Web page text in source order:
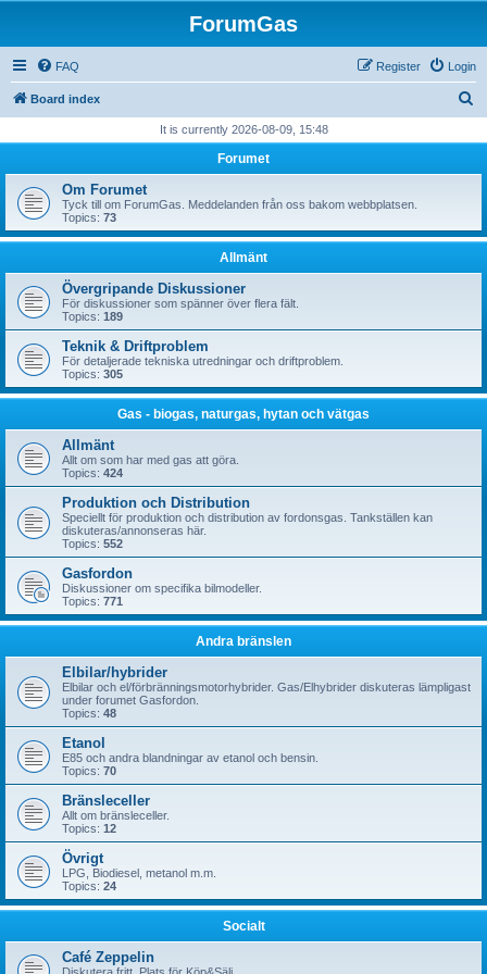
ForumGas
FAQ Login
Register
Board index
r
h
It is currently 2026-08-09, 15:48
Forumet
Om Forumet
Tyck till om ForumGas. Meddelanden från oss bakom webbplatsen.
Topics: 73
Allmänt
Övergripande Diskussioner
För diskussioner som spänner över flera fält.
Topics: 189
Teknik & Driftproblem
För detaljerade tekniska utredningar och driftproblem.
Topics: 305
Gas - biogas, naturgas, hytan och vätgas
Allmänt
Allt om som har med gas att göra.
Topics: 424
Produktion och Distribution
Speciellt för produktion och distribution av fordonsgas. Tankställen kan
diskuteras/annonseras här.
Topics: 552
Gasfordon
Diskussioner om specifika bilmodeller.
Topics: 771
Andra bränslen
Elbilar/hybrider
Elbilar och el/förbränningsmotorhybrider. Gas/Elhybrider diskuteras lämpligast
under forumet Gasfordon.
Topics: 48
Etanol
E85 och andra blandningar av etanol och bensin.
Topics: 70
Bränsleceller
Allt om bränsleceller.
Topics: 12
Övrigt
LPG, Biodiesel, metanol m.m.
Topics: 24
Socialt
Café Zeppelin